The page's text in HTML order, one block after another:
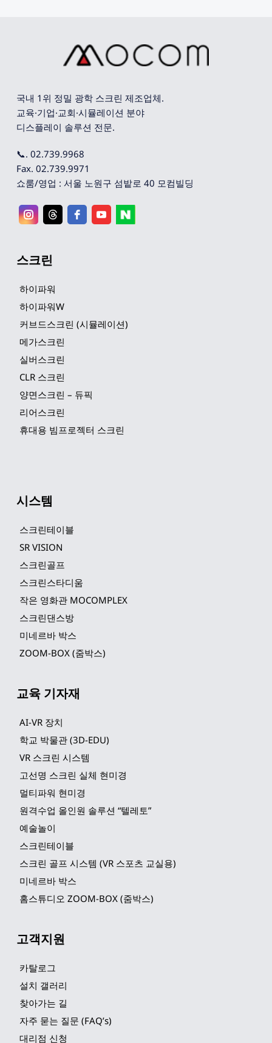
국내 1위 정밀 광학 스크린 제조업체.
교육·기업·교회·시뮬레이션 분야
디스플레이 솔루션 전문.
📞. 02.739.9968
Fax. 02.739.9971
쇼룸/영업 : 서울 노원구 섬밭로 40 모컴빌딩
스크린
하이파워
하이파워W
커브드스크린 (시뮬레이션)
메가스크린
실버스크린
CLR 스크린
양면스크린 – 듀픽
리어스크린
휴대용 빔프로젝터 스크린
시스템
스크린테이블
SR VISION
스크린골프
스크린스타디움
작은 영화관 MOCOMPLEX
스크린댄스방
미네르바 박스
ZOOM-BOX (줌박스)
교육 기자재
AI-VR 장치
학교 박물관 (3D-EDU)
VR 스크린 시스템
고선명 스크린 실체 현미경
멀티파워 현미경
원격수업 올인원 솔루션 “텔레토”
예술놀이
스크린테이블
스크린 골프 시스템 (VR 스포츠 교실용)
미네르바 박스
홈스튜디오 ZOOM-BOX (줌박스)
고객지원
카탈로그
설치 갤러리
찾아가는 길
자주 묻는 질문 (FAQ’s)
대리점 신청